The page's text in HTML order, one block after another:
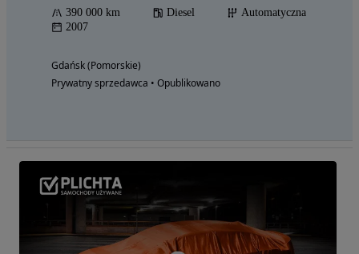
390 000 km Diesel
Automatyczna
2007
Gdańsk (Pomorskie)
Prywatny sprzedawca • Opublikowano